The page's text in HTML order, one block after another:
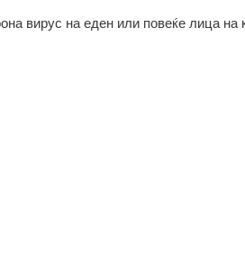
вирус на еден или повеќе лица